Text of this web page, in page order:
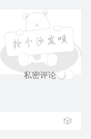
私密评论
🎲